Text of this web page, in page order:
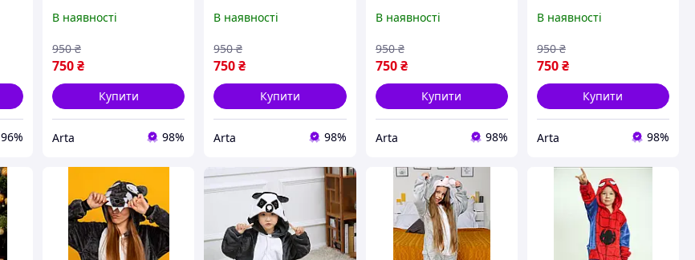
96%
дорослих Єдиноріг із
XL
В наявності
750₴
950 ₴
Купити
Arta 98%
кенгурумі чоловіча та
S-XL
В наявності
750₴
950 ₴
Купити
Arta 98%
піжама кігурумі 145-195
В наявності
750 ₴
950 ₴
Купити
Arta 98%
кінгурумі для дівчини
капюшон
В наявності
750₴
950 ₴
Купити
Arta 98%